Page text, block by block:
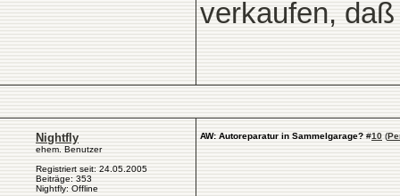
verkaufen,
Nightfly
ehem. Benutzer
Registriert seit: 24.05.2005
Beiträge: 353
Nightfly: Offline
AW: Autoreparatur in Sammelgarage? #10 (